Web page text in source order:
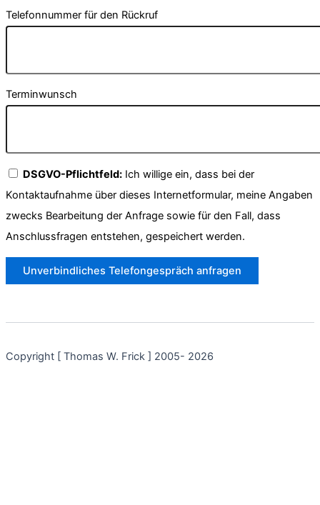
Telefonnummer für den Rückruf
Terminwunsch
DSGVO-Pflichtfeld: Ich willige ein, dass bei der
Kontaktaufnahme über dieses Internetformular, meine Angaben
zwecks Bearbeitung der Anfrage sowie für den Fall, dass
Anschlussfragen entstehen, gespeichert werden.
Copyright [ Thomas W. Frick ] 2005- 2026